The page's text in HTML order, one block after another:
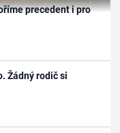
precedent i pro
Žádný rodič si